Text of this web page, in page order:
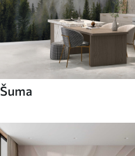
Šuma